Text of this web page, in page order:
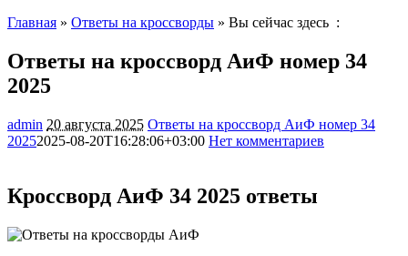
Главная » Ответы на кроссворды » Вы сейчас здесь :
Ответы на кроссворд АиФ номер 34
2025
admin 20 августа 2025 Ответы на кроссворд АиФ номер 34
20252025-08-20T16:28:06+03:00 Нет комментариев
Кроссворд АиФ 34 2025 ответы